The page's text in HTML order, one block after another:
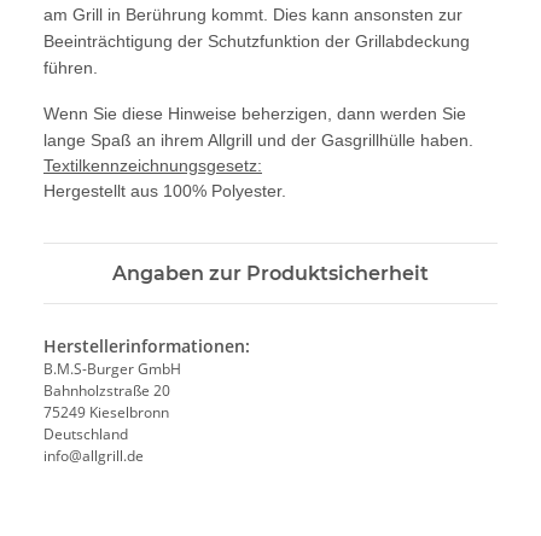
am Grill in Berührung kommt. Dies kann ansonsten zur
Beeinträchtigung der Schutzfunktion der Grillabdeckung
führen.
Wenn Sie diese Hinweise beherzigen, dann werden Sie
lange Spaß an ihrem Allgrill und der Gasgrillhülle haben.
Textilkennzeichnungsgesetz:
Hergestellt aus 100% Polyester.
Angaben zur Produktsicherheit
Herstellerinformationen:
B.M.S-Burger GmbH
Bahnholzstraße 20
75249 Kieselbronn
Deutschland
info@allgrill.de